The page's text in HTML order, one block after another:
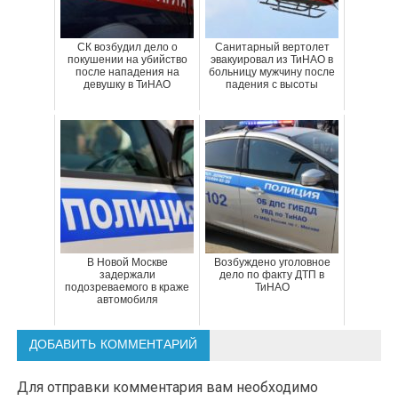
СК возбудил дело о
покушении на убийство
после нападения на
девушку в ТиНАО
Санитарный вертолет
эвакуировал из ТиНАО в
больницу мужчину после
падения с высоты
В Новой Москве
задержали
подозреваемого в краже
автомобиля
Возбуждено уголовное
дело по факту ДТП в
ТиНАО
ДОБАВИТЬ КОММЕНТАРИЙ
Для отправки комментария вам необходимо